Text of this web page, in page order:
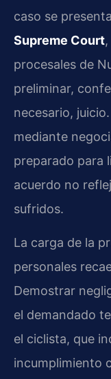
caso se
Supreme Court
procesales de
preliminar,
necesario,
mediante
preparado para
acuerdo no
sufridos.
La carga de la
personales
Demostrar
el demandado
el ciclista, que
incumplimiento